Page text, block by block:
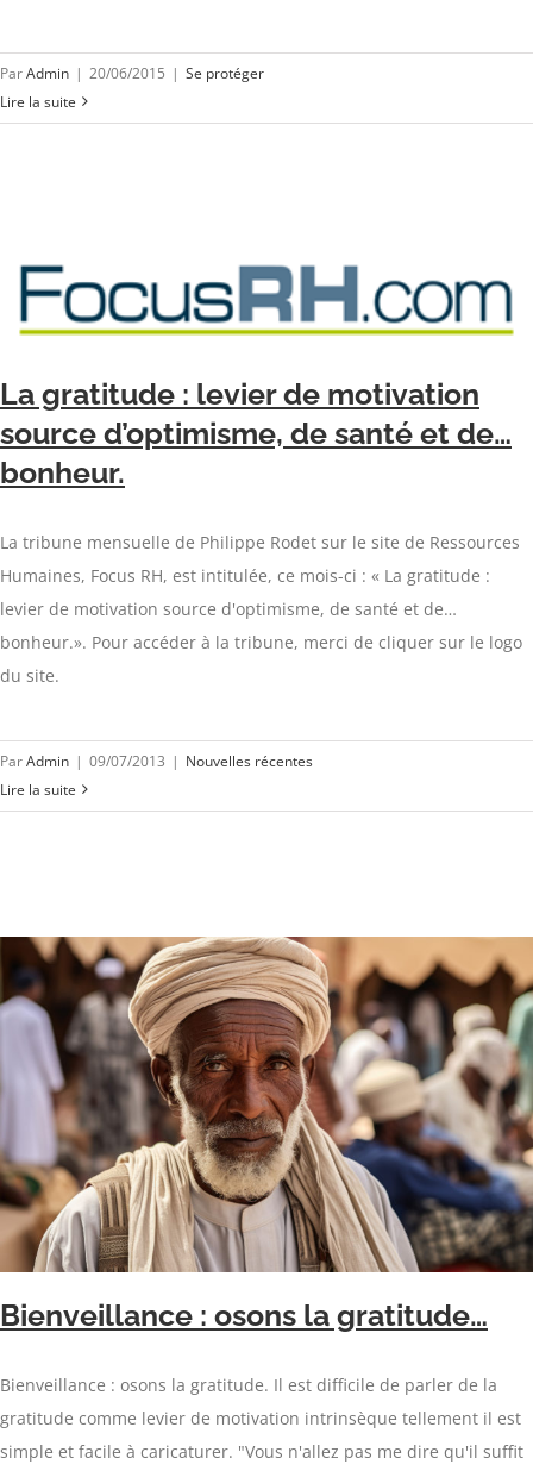
ParAdmin | 20/06/2015 | Se protéger
Lire la suite
La gratitude : levier de motivation
source d’optimisme, de santé et de…
bonheur.
La tribune mensuelle de Philippe Rodet sur le site de Ressources
Humaines, Focus RH, est intitulée, ce mois-ci : « La gratitude :
levier de motivation source d'optimisme, de santé et de…
bonheur.». Pour accéder à la tribune, merci de cliquer sur le logo
du site.
ParAdmin | 09/07/2013 | Nouvelles récentes
Lire la suite
Bienveillance : osons la gratitude…
Bienveillance : osons la gratitude. Il est difficile de parler de la
gratitude comme levier de motivation intrinsèque tellement il est
simple et facile à caricaturer. "Vous n'allez pas me dire qu'il suffit